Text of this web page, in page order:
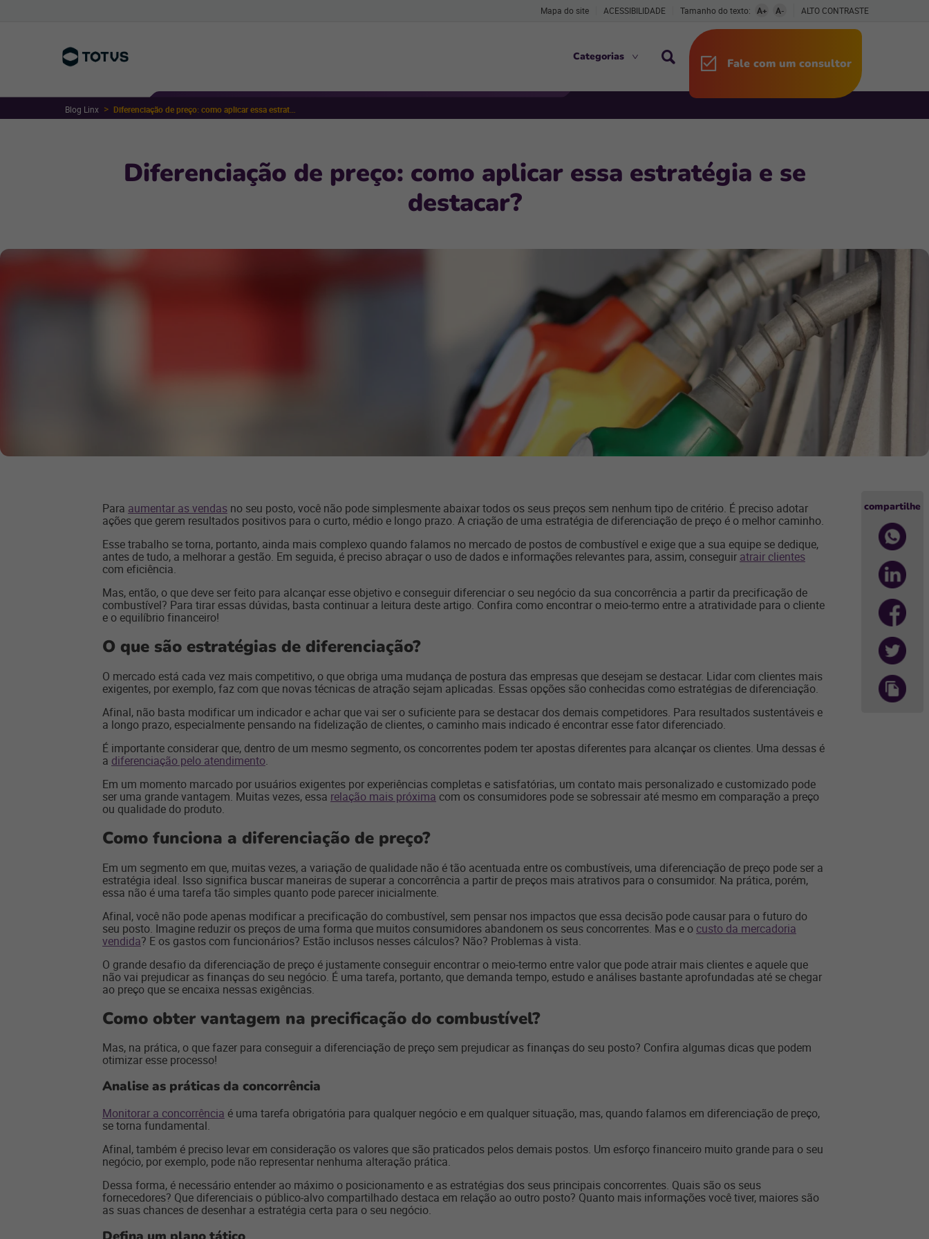
Mapa do site ACESSIBILIDADE Tamanho do texto: A+ A- ALTO CONTRASTE
Categorias Fale com um consultor
Blog Linx
Diferenciação de preço: como aplicar essa estratégia e se
destacar?
Para aumentar as vendas no seu posto, você não pode simplesmente abaixar todos os seus preços sem nenhum tipo de critério. É preciso adotar
ações que gerem resultados positivos para o curto, médio e longo prazo. A criação de uma estratégia de diferenciação de preço é o melhor caminho.
Esse trabalho se torna, portanto, ainda mais complexo quando falamos no mercado de postos de combustível e exige que a sua equipe se dedique,
antes de tudo, a melhorar a gestão. Em seguida, é preciso abraçar o uso de dados e informações relevantes para, assim, conseguir atrair clientes
com eficiência.
Mas, então, o que deve ser feito para alcançar esse objetivo e conseguir diferenciar o seu negócio da sua concorrência a partir da precificação de
combustível? Para tirar essas dúvidas, basta continuar a leitura deste artigo. Confira como encontrar o meio-termo entre a atratividade para o cliente
e o equilíbrio financeiro!
O que são estratégias de diferenciação?
O mercado está cada vez mais competitivo, o que obriga uma mudança de postura das empresas que desejam se destacar. Lidar com clientes mais
exigentes, por exemplo, faz com que novas técnicas de atração sejam aplicadas. Essas opções são conhecidas como estratégias de diferenciação.
Afinal, não basta modificar um indicador e achar que vai ser o suficiente para se destacar dos demais competidores. Para resultados sustentáveis e
a longo prazo, especialmente pensando na fidelização de clientes, o caminho mais indicado é encontrar esse fator diferenciado.
É importante considerar que, dentro de um mesmo segmento, os concorrentes podem ter apostas diferentes para alcançar os clientes. Uma dessas é
a diferenciação pelo atendimento.
Em um momento marcado por usuários exigentes por experiências completas e satisfatórias, um contato mais personalizado e customizado pode
ser uma grande vantagem. Muitas vezes, essa relação mais próxima com os consumidores pode se sobressair até mesmo em comparação a preço
ou qualidade do produto.
Como funciona a diferenciação de preço?
Em um segmento em que, muitas vezes, a variação de qualidade não é tão acentuada entre os combustíveis, uma diferenciação de preço pode ser a
estratégia ideal. Isso significa buscar maneiras de superar a concorrência a partir de preços mais atrativos para o consumidor. Na prática, porém,
essa não é uma tarefa tão simples quanto pode parecer inicialmente.
Afinal, você não pode apenas modificar a precificação do combustível, sem pensar nos impactos que essa decisão pode causar para o futuro do
seu posto. Imagine reduzir os preços de uma forma que muitos consumidores abandonem os seus concorrentes. Mas e o custo da mercadoria
vendida? E os gastos com funcionários? Estão inclusos nesses cálculos? Não? Problemas à vista.
O grande desafio da diferenciação de preço é justamente conseguir encontrar o meio-termo entre valor que pode atrair mais clientes e aquele que
não vai prejudicar as finanças do seu negócio. É uma tarefa, portanto, que demanda tempo, estudo e análises bastante aprofundadas até se chegar
ao preço que se encaixa nessas exigências.
Como obter vantagem na precificação do combustível?
Mas, na prática, o que fazer para conseguir a diferenciação de preço sem prejudicar as finanças do seu posto? Confira algumas dicas que podem
otimizar esse processo!
Analise as práticas da concorrência
Monitorar a concorrência é uma tarefa obrigatória para qualquer negócio e em qualquer situação, mas, quando falamos em diferenciação de preço,
se torna fundamental.
Afinal, também é preciso levar em consideração os valores que são praticados pelos demais postos. Um esforço financeiro muito grande para o seu
negócio, por exemplo, pode não representar nenhuma alteração prática.
Dessa forma, é necessário entender ao máximo o posicionamento e as estratégias dos seus principais concorrentes. Quais são os seus
fornecedores? Que diferenciais o público-alvo compartilhado destaca em relação ao outro posto? Quanto mais informações você tiver, maiores são
as suas chances de desenhar a estratégia certa para o seu negócio.
compartilhe